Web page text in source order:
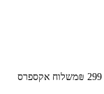
משלוח אקספרס